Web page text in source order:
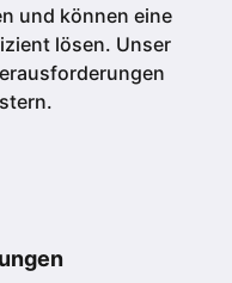
und können eine
lösen. Unser